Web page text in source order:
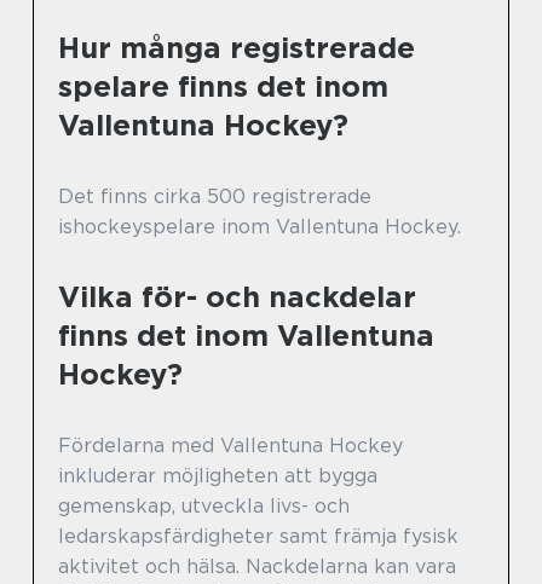
Hur många registrerade
spelare finns det inom
Vallentuna Hockey?
Det finns cirka 500 registrerade
ishockeyspelare inom Vallentuna Hockey.
Vilka för- och nackdelar
finns det inom Vallentuna
Hockey?
Fördelarna med Vallentuna Hockey
inkluderar möjligheten att bygga
gemenskap, utveckla livs- och
ledarskapsfärdigheter samt främja fysisk
aktivitet och hälsa. Nackdelarna kan vara